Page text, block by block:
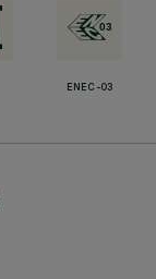
ENEC-03